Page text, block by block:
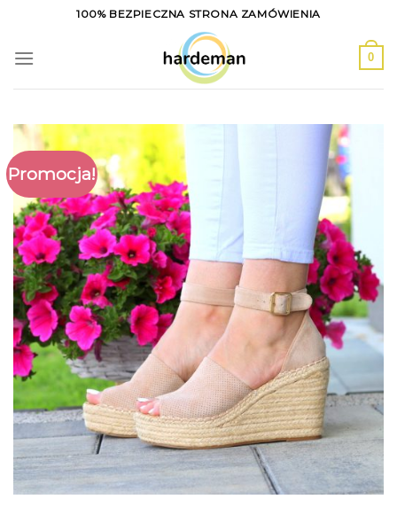
content
100% BEZPIECZNA STRONA ZAMÓWIENIA
0
Promocja!